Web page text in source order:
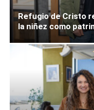
Refugio de Cristo
la niñez como